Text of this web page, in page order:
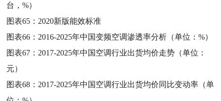
台，%）
图表65： 2020新版能效标准
图表66： 2016-2025年中国变频空调渗透率分析（单位：%）
图表67： 2017-2025年中国空调行业出货均价走势（单位：
元）
图表68： 2017-2025年中国空调行业出货均价同比变动率（单